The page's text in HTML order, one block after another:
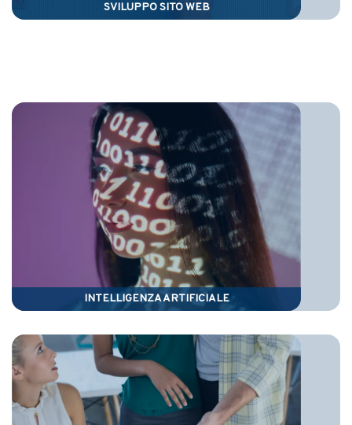
SVILUPPO SITO WEB
INTELLIGENZA ARTIFICIALE